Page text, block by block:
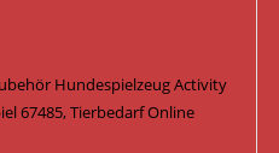
Hundespielzeug Activity
67485, Tierbedarf Online